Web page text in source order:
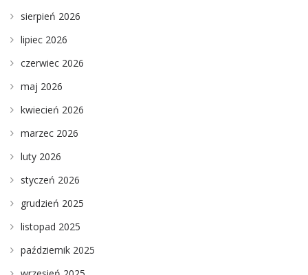
sierpień 2026
lipiec 2026
czerwiec 2026
maj 2026
kwiecień 2026
marzec 2026
luty 2026
styczeń 2026
grudzień 2025
listopad 2025
październik 2025